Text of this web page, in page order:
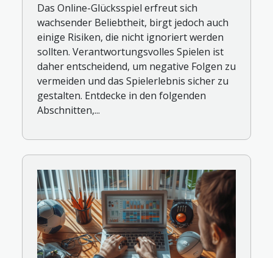
Das Online-Glücksspiel erfreut sich
wachsender Beliebtheit, birgt jedoch auch
einige Risiken, die nicht ignoriert werden
sollten. Verantwortungsvolles Spielen ist
daher entscheidend, um negative Folgen zu
vermeiden und das Spielerlebnis sicher zu
gestalten. Entdecke in den folgenden
Abschnitten,...